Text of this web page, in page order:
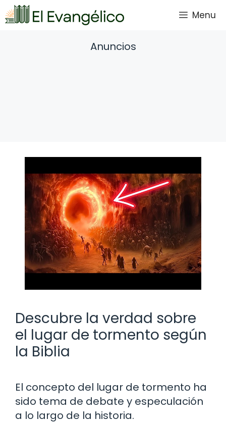
Saltar
al
Menu
Anuncios
Descubre la verdad sobre
el lugar de tormento según
la Biblia
El concepto del lugar de tormento ha
sido tema de debate y especulación
a lo largo de la historia.